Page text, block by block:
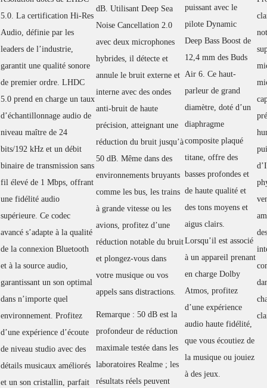
5.0. La certification Hi-Res
Audio, définie par les
leaders de l’industrie,
garantit une qualité sonore
de premier ordre. LHDC
5.0 prend en charge un taux
d’échantillonnage audio de
niveau maître de 24
bits/192 kHz et un débit
binaire de transmission sans
fil élevé de 1 Mbps, offrant
une fidélité audio
supérieure. Ce codec
avancé s’adapte à la qualité
de la connexion Bluetooth
et à la source audio,
garantissant un son optimal
dans n’importe quel
environnement. Profitez
d’une expérience d’écoute
de niveau studio avec des
détails musicaux améliorés
et un son cristallin, parfait
dB. Utilisant Deep Sea
Noise Cancellation 2.0
avec deux microphones
hybrides, il détecte et
annule le bruit externe et
interne avec des ondes
anti-bruit de haute
précision, atteignant une
réduction du bruit jusqu’à
50 dB. Même dans des
environnements bruyants
comme les bus, les trains
à grande vitesse ou les
avions, profitez d’une
réduction notable du bruit
et plongez-vous dans
votre musique ou vos
appels sans distractions.
Remarque : 50 dB est la
profondeur de réduction
maximale testée dans les
laboratoires Realme ; les
résultats réels peuvent
puissant avec le
pilote Dynamic
Deep Bass Boost de
12,4 mm des Buds
Air 6. Ce haut-
parleur de grand
diamètre, doté d’un
diaphragme
composite plaqué
titane, offre des
basses profondes et
de haute qualité et
des tons moyens et
aigus clairs.
Lorsqu’il est associé
à un appareil prenant
en charge Dolby
Atmos, profitez
d’une expérience
audio haute fidélité,
que vous écoutiez de
la musique ou jouiez
à des jeux.